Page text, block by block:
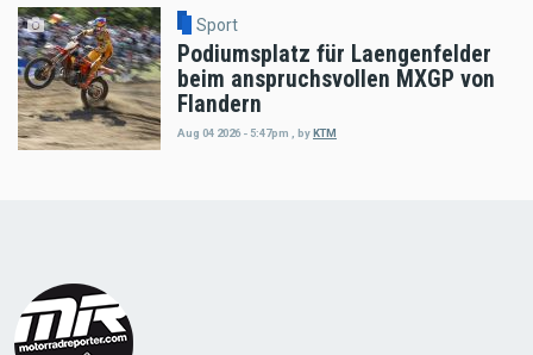
Sport
Podiumsplatz für Laengenfelder
beim anspruchsvollen MXGP von
Flandern
Aug 04 2026 - 5:47pm byKTM